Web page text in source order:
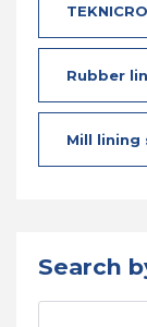
Rubber
Mill lining
Search